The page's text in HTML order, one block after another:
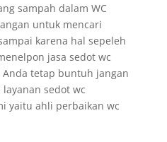
sampah dalam WC
untuk mencari
karena hal sepeleh
jasa sedot wc
Anda tetap buntuh jangan
sedot wc
yaitu ahli perbaikan wc